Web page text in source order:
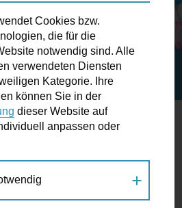
KALENDER
TANZ- UND
Cookies bzw.
die für die
notwendig sind. Alle
verwendeten Diensten
Kategorie. Ihre
können Sie in der
dieser Website auf
anpassen oder